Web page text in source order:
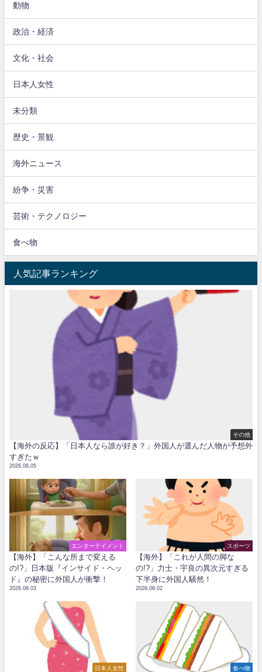
動物
政治・経済
文化・社会
日本人女性
未分類
歴史・景観
海外ニュース
紛争・災害
芸術・テクノロジー
食べ物
人気記事ランキング
その他
【海外の反応】「日本人なら誰が好き？」外国人が選んだ人物が予想外
すぎたｗ
2026.08.05
エンターテイメント
【海外】「こんな所まで変える
の!?」日本版『インサイド・ヘッ
ド』の秘密に外国人が衝撃！
2026.08.03
スポーツ
【海外】「これが人間の脚な
の!?」力士・宇良の異次元すぎる
下半身に外国人騒然！
2026.08.02
日本人女性 食べ物